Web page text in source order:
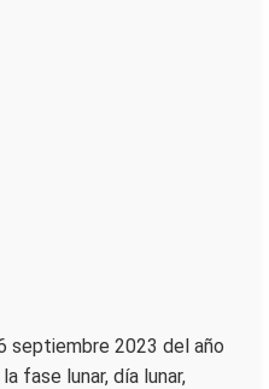
septiembre 2023 del año
fase lunar, día lunar,